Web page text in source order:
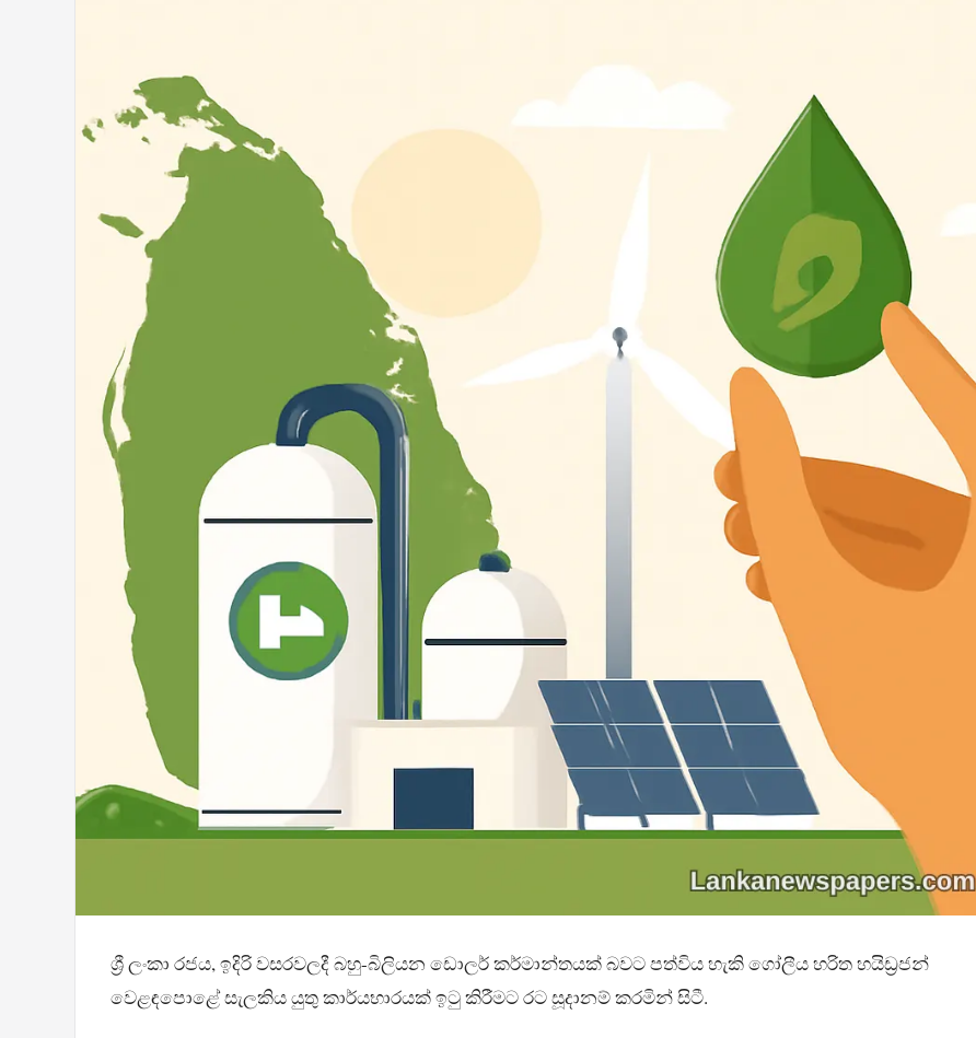
ශ්‍රී ලංකා රජය, ඉදිරි වසරවලදී බහු-බිලියන ඩොලර් කර්මාන්තයක් බවට පත්විය හැකි ගෝලීය හරිත හයිඩ්‍රජන්
වෙළඳපොළේ සැලකිය යුතු කාර්යභාරයක් ඉටු කිරීමට රට සූදානම් කරමින් සිටී.